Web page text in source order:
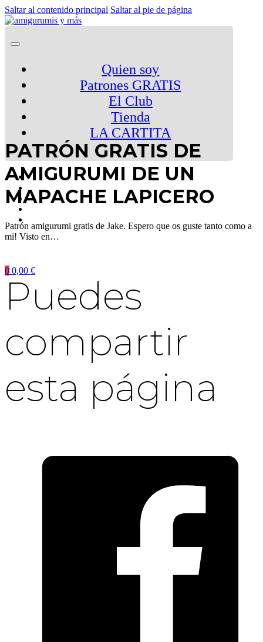
Saltar al contenido principal Saltar al pie de página
Quien soy
Patrones GRATIS
El Club
Tienda
LA CARTITA
0 0,00 €
PATRÓN GRATIS DE
AMIGURUMI DE UN
MAPACHE LAPICERO
Patrón amigurumi gratis de Jake. Espero que os guste tanto como a
mi! Visto en…
Puedes
compartir
esta página